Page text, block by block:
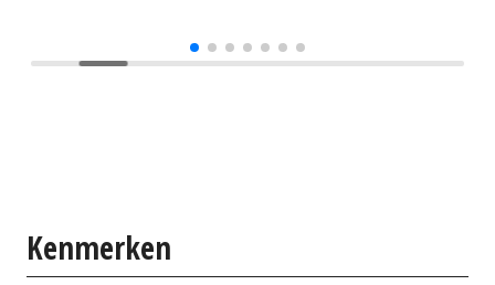
Kenmerken